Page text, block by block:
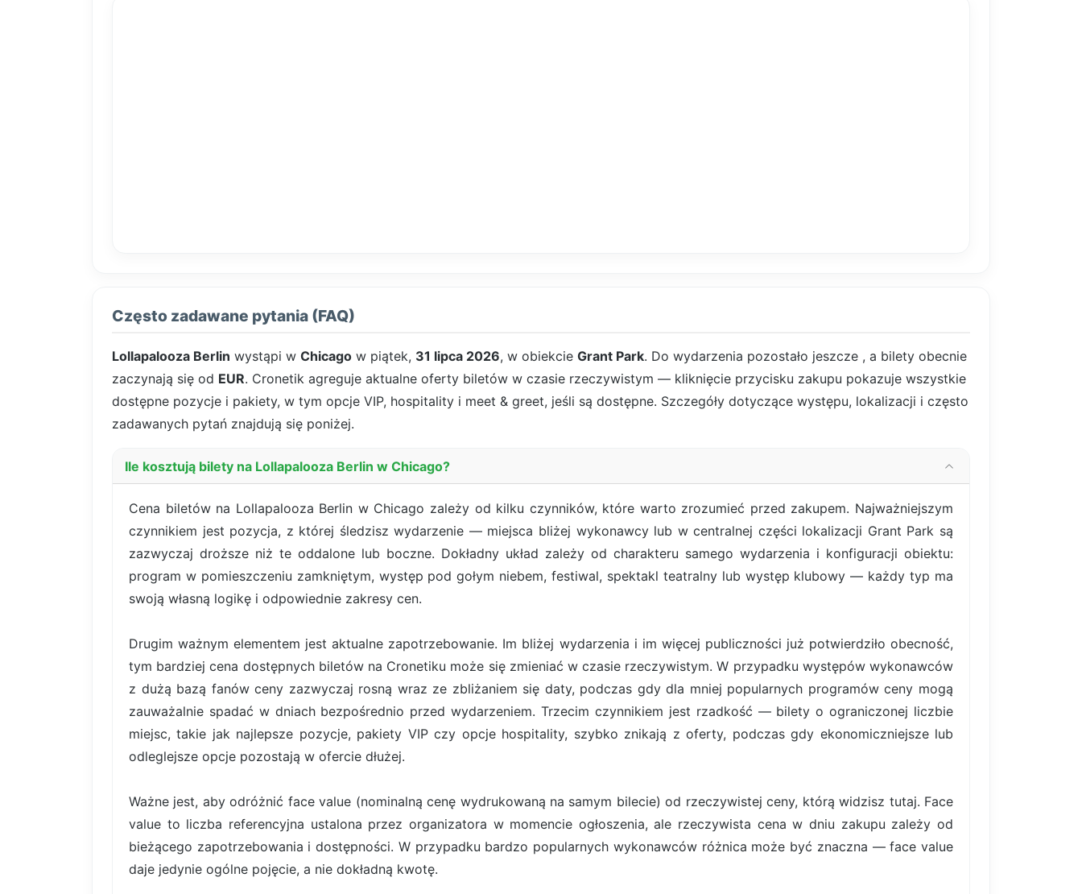
Często zadawane pytania (FAQ)
Lollapalooza Berlin wystąpi w Chicago w piątek, 31 lipca 2026, w obiekcie Grant Park. Do wydarzenia pozostało jeszcze , a bilety obecnie
zaczynają się od EUR. Cronetik agreguje aktualne oferty biletów w czasie rzeczywistym — kliknięcie przycisku zakupu pokazuje wszystkie
dostępne pozycje i pakiety, w tym opcje VIP, hospitality i meet & greet, jeśli są dostępne. Szczegóły dotyczące występu, lokalizacji i często
zadawanych pytań znajdują się poniżej.
Ile kosztują bilety na Lollapalooza Berlin w Chicago?
Cena biletów na Lollapalooza Berlin w Chicago zależy od kilku czynników, które warto zrozumieć przed zakupem. Najważniejszym
czynnikiem jest pozycja, z której śledzisz wydarzenie — miejsca bliżej wykonawcy lub w centralnej części lokalizacji Grant Park są
zazwyczaj droższe niż te oddalone lub boczne. Dokładny układ zależy od charakteru samego wydarzenia i konfiguracji obiektu:
program w pomieszczeniu zamkniętym, występ pod gołym niebem, festiwal, spektakl teatralny lub występ klubowy — każdy typ ma
swoją własną logikę i odpowiednie zakresy cen.
Drugim ważnym elementem jest aktualne zapotrzebowanie. Im bliżej wydarzenia i im więcej publiczności już potwierdziło obecność,
tym bardziej cena dostępnych biletów na Cronetiku może się zmieniać w czasie rzeczywistym. W przypadku występów wykonawców
z dużą bazą fanów ceny zazwyczaj rosną wraz ze zbliżaniem się daty, podczas gdy dla mniej popularnych programów ceny mogą
zauważalnie spadać w dniach bezpośrednio przed wydarzeniem. Trzecim czynnikiem jest rzadkość — bilety o ograniczonej liczbie
miejsc, takie jak najlepsze pozycje, pakiety VIP czy opcje hospitality, szybko znikają z oferty, podczas gdy ekonomiczniejsze lub
odleglejsze opcje pozostają w ofercie dłużej.
Ważne jest, aby odróżnić face value (nominalną cenę wydrukowaną na samym bilecie) od rzeczywistej ceny, którą widzisz tutaj. Face
value to liczba referencyjna ustalona przez organizatora w momencie ogłoszenia, ale rzeczywista cena w dniu zakupu zależy od
bieżącego zapotrzebowania i dostępności. W przypadku bardzo popularnych wykonawców różnica może być znaczna — face value
daje jedynie ogólne pojęcie, a nie dokładną kwotę.